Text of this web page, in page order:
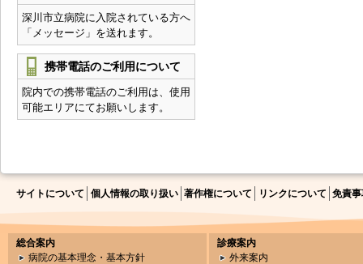
深川市立病院に入院されている方へ
「メッセージ」を送れます。
携帯電話のご利用について
院内での携帯電話のご利用は、使用
可能エリアにてお願いします。
サイトについて 個人情報の取り扱い 著作権について リンクについて 免責
総合案内
病院の基本理念・基本方針
診療案内
外来案内